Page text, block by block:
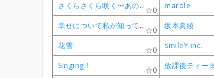
さくらさくら咲く〜あの日君を待つ 空と同じで〜
0 marble
幸せについて私が知っている5つの方法
0 坂本真綾
花雪
0 smileY inc.
Singing！
0
さくらさくら咲く〜あの日君を待つ 空と同じで〜
0 marble
幸せについて私が知っている5つの方法
0 坂本真綾
花雪
0 smileY inc.
Singing！
0
さくらさくら咲く〜あの日君を待つ 空と同じで〜
0 marble
幸せについて私が知っている5つの方法
0 坂本真綾
花雪
0 smileY inc.
Singing！
0
さくらさくら咲く〜あの日君を待つ 空と同じで〜
0 marble
幸せについて私が知っている5つの方法
0 坂本真綾
花雪
0 smileY inc.
Singing！
0